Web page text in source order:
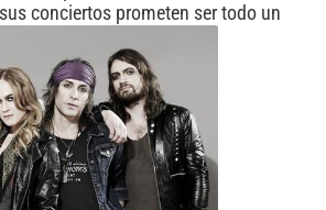
conciertos prometen ser todo un